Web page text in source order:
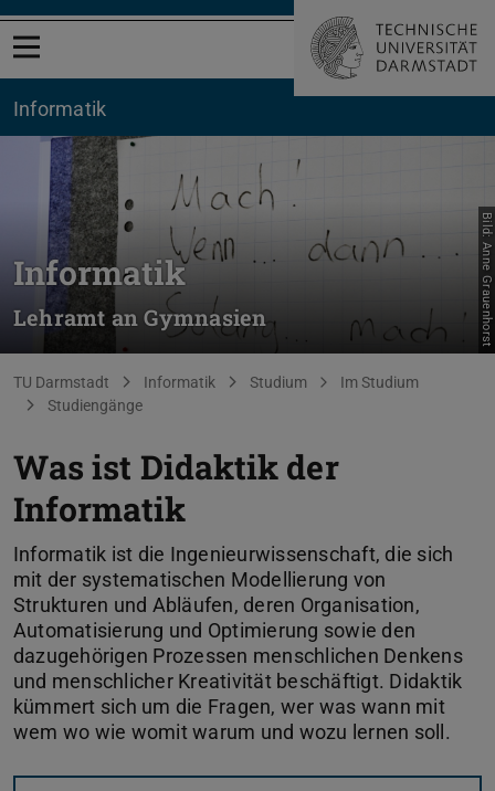
Menü öffnen
Informatik
Informatik
Lehramt an Gymnasien Bild: Anne Grauenhorst
Sie befinden sich hier:
TU Darmstadt Informatik Studium
Im Studium
Studiengänge
Was ist Didaktik der
Informatik
Informatik ist die Ingenieurwissenschaft, die sich
mit der systematischen Modellierung von
Strukturen und Abläufen, deren Organisation,
Automatisierung und Optimierung sowie den
dazugehörigen Prozessen menschlichen Denkens
und menschlicher Kreativität beschäftigt. Didaktik
kümmert sich um die Fragen, wer was wann mit
wem wo wie womit warum und wozu lernen soll.